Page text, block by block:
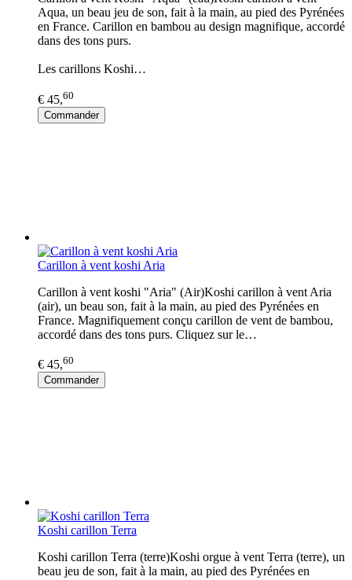
Aqua, un beau jeu de son, fait à la main, au pied des Pyrénées
en France. Carillon en bambou au design magnifique, accordé
dans des tons purs.
Les carillons Koshi…
€ 45,60
Commander
Carillon à vent koshi Aria
Carillon à vent koshi "Aria" (Air)Koshi carillon à vent Aria
(air), un beau son, fait à la main, au pied des Pyrénées en
France. Magnifiquement conçu carillon de vent de bambou,
accordé dans des tons purs. Cliquez sur le…
€ 45,60
Commander
Koshi carillon Terra
Koshi carillon Terra (terre)Koshi orgue à vent Terra (terre), un
beau jeu de son, fait à la main, au pied des Pyrénées en